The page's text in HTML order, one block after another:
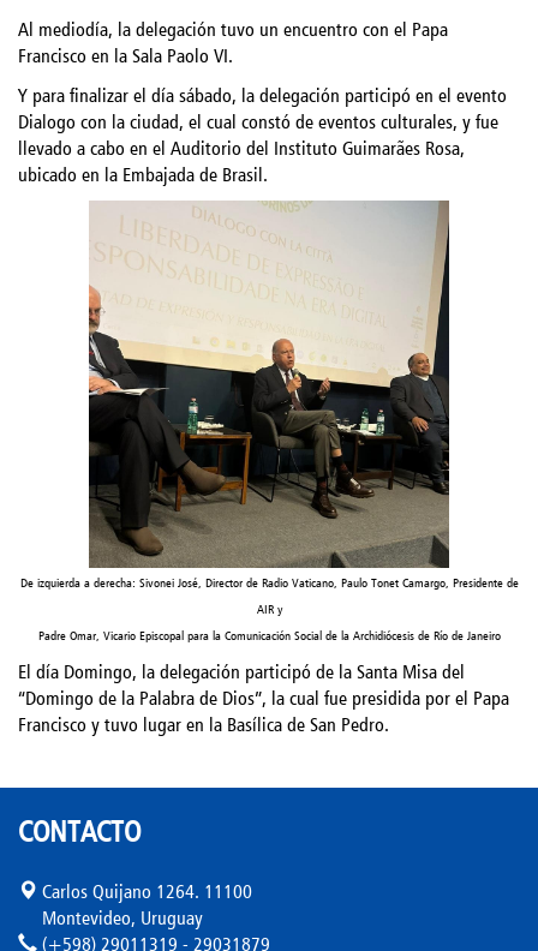
Al mediodía, la delegación tuvo un encuentro con el Papa
Francisco en la Sala Paolo VI.
Y para finalizar el día sábado, la delegación participó en el evento
Dialogo con la ciudad, el cual constó de eventos culturales, y fue
llevado a cabo en el Auditorio del Instituto Guimarães Rosa,
ubicado en la Embajada de Brasil.
De izquierda a derecha: Sivonei José, Director de Radio Vaticano, Paulo Tonet Camargo, Presidente de
AIR y
Padre Omar, Vicario Episcopal para la Comunicación Social de la Archidiócesis de Río de Janeiro
El día Domingo, la delegación participó de la Santa Misa del
“Domingo de la Palabra de Dios”, la cual fue presidida por el Papa
Francisco y tuvo lugar en la Basílica de San Pedro.
CONTACTO
Carlos Quijano 1264. 11100
Montevideo, Uruguay
(+598) 29011319 - 29031879